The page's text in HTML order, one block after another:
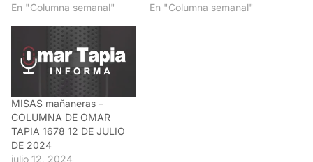
En "Columna semanal"
En "Columna semanal"
MISAS mañaneras –
COLUMNA DE OMAR
TAPIA 1678 12 DE JULIO
DE 2024
julio 12, 2024